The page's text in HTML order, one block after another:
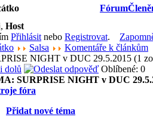
Fórum
Host
Přihlásit nebo Registrovat.
Salsa
Komentáře k článkům
NIGHT v DUC 29.5.2015 (1
Oblíbené: 0
SURPRISE NIGHT v DUC
fóra
Přidat nové téma